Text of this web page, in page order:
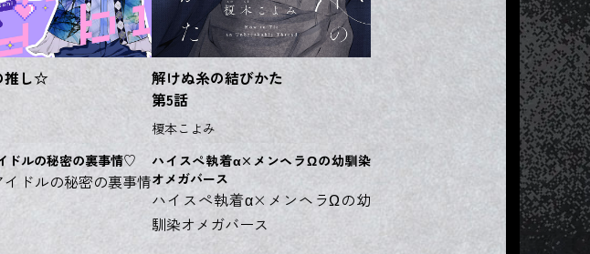
推し☆
ドルの秘密の裏事情♡
ドルの秘密の裏事情
解けぬ糸の結びかた
第5話
榎本こよみ
ハイスぺ執着α×メンヘラΩの幼馴染
オメガバース
ハイスぺ執着α×メンヘラΩの幼
馴染オメガバース